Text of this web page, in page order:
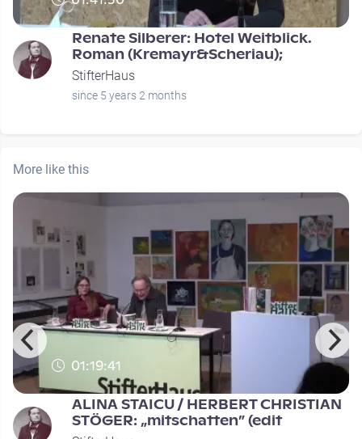
Renate Silberer: Hotel Weitblick.
Roman (Kremayr&Scheriau);
StifterHaus
since 5 years 2 months
More like this
01:19:41
ALINA STAICU / HERBERT CHRISTIAN
STÖGER: „mitschatten” (edit